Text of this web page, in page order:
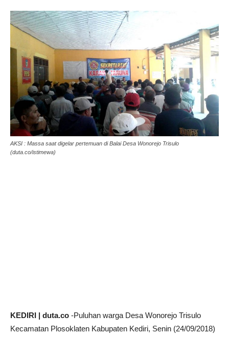
AKSI : Massa saat digelar pertemuan di Balai Desa Wonorejo Trisulo
(duta.co/istimewa)
KEDIRI | duta.co -Puluhan warga Desa Wonorejo Trisulo
Kecamatan Plosoklaten Kabupaten Kediri, Senin (24/09/2018)